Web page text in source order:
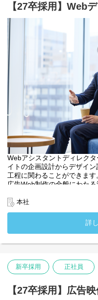
【27卒採用】Web
Webアシスタントディレク
イトの企画設計からデザイ
工程に関わることができます
広告Web制作の全般にわた
・入社時配属先：デジタル
本社
詳
新卒採用 正社員
【27卒採用】広告